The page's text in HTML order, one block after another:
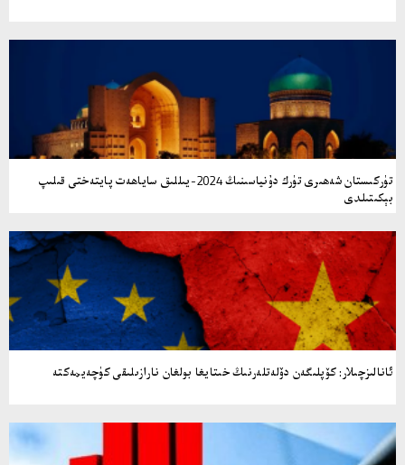
تۈركىستان شەھىرى تۈرك دۇنياسىنىڭ 2024-يىللىق ساياھەت پايتەختى قىلىپ
بېكىتىلدى
ئانالىزچىلار: كۆپلىگەن دۆلەتلەرنىڭ خىتايغا بولغان نارازىلىقى كۈچەيمەكتە